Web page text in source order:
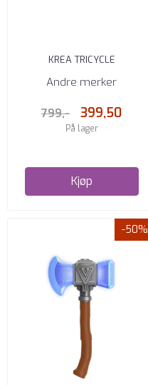
KREA TRICYCLE
Andre merker
799,- 399,50
På lager
Kjøp
-50%